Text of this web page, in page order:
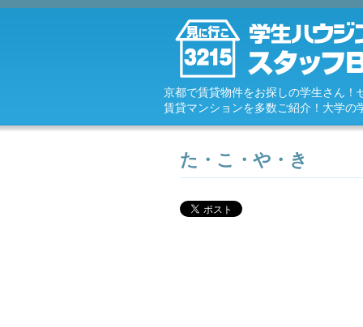
京都で賃貸物件をお探しの学生さん！
賃貸マンションを多数ご紹介！大学の
た・こ・や・き